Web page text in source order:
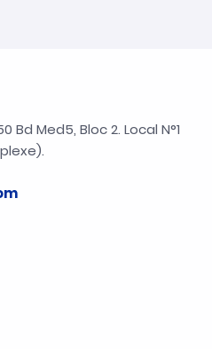
Med5, Bloc 2. Local N°1